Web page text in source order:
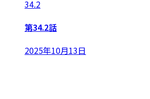
34.2
第34.2話
2025年10月13日